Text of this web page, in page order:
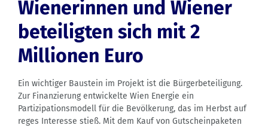
Wienerinnen und Wiener
beteiligten sich mit 2
Millionen Euro
Ein wichtiger Baustein im Projekt ist die Bürgerbeteiligung.
Zur Finanzierung entwickelte Wien Energie ein
Partizipationsmodell für die Bevölkerung, das im Herbst auf
reges Interesse stieß. Mit dem Kauf von Gutscheinpaketen